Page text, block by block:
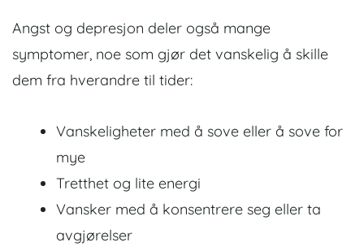
Angst og depresjon deler også mange
symptomer, noe som gjør det vanskelig å skille
dem fra hverandre til tider:
Vanskeligheter med å sove eller å sove for
mye
Tretthet og lite energi
Vansker med å konsentrere seg eller ta
avgjørelser